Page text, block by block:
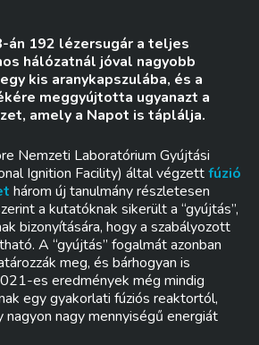
án 192 lézersugár a teljes
hálózatnál jóval nagyobb
kis aranykapszulába, és a
meggyújtotta ugyanazt a
amely a Napot is táplálja.
Nemzeti Laboratórium Gyújtási
Ignition Facility) által végzettfúzió
három új tanulmány részletesen
a kutatóknak sikerült a “gyújtás”,
bizonyítására, hogy a szabályozott
A “gyújtás” fogalmát azonban
meg, és bárhogyan is
es eredmények még mindig
egy gyakorlati fúziós reaktortól,
nagyon nagy mennyiségű energiát